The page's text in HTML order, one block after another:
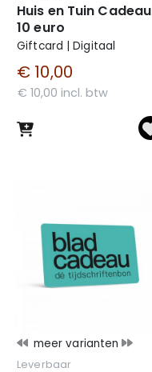
Huis en Tuin Cadeau
10 euro
Giftcard | Digitaal
€ 10,00
€ 10,00 incl. btw
meer varianten
Leverbaar